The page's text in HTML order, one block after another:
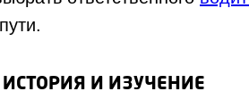
И ИЗУЧЕНИЕ